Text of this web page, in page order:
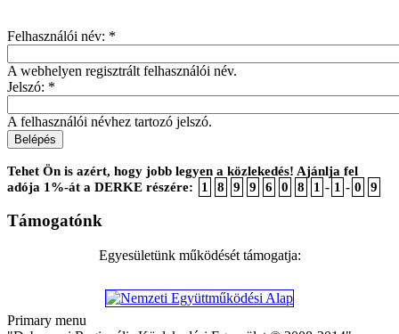
Felhasználói név: *
A webhelyen regisztrált felhasználói név.
Jelszó: *
A felhasználói névhez tartozó jelszó.
Tehet Ön is azért, hogy jobb legyen a közlekedés! Ajánlja fel
adója 1%-át a DERKE részére:
1 8 9 9 6 0 8 1 - 1 - 0 9
Támogatónk
Egyesületünk működését támogatja:
Primary menu